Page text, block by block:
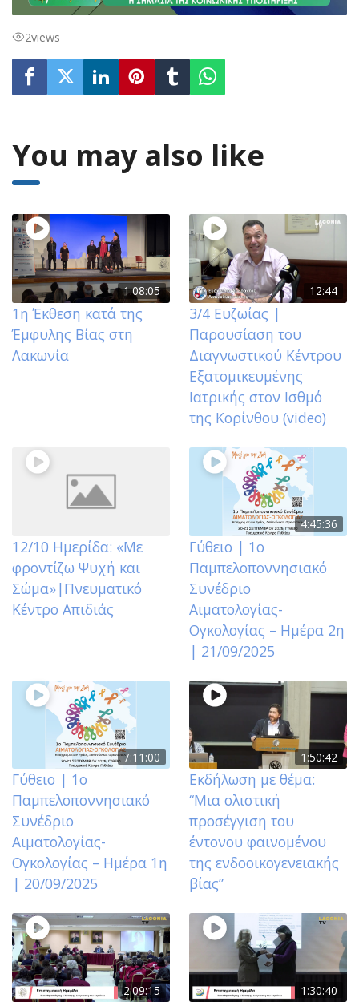
2views
You may also like
1:08:05
1η Έκθεση κατά της
Έμφυλης Βίας στη
Λακωνία
12:44
3/4 Ευζωίας |
Παρουσίαση του
Διαγνωστικού Κέντρου
Εξατομικευμένης
Ιατρικής στον Ισθμό
της Κορίνθου (video)
12/10 Ημερίδα: «Με
φροντίζω Ψυχή και
Σώμα»|Πνευματικό
Κέντρο Απιδιάς
4:45:36
Γύθειο | 1ο
Παμπελοποννησιακό
Συνέδριο
Αιματολογίας-
Ογκολογίας – Ημέρα 2η
| 21/09/2025
7:11:00
Γύθειο | 1ο
Παμπελοποννησιακό
Συνέδριο
Αιματολογίας-
Ογκολογίας – Ημέρα 1η
| 20/09/2025
1:50:42
Εκδήλωση με θέμα:
“Μια ολιστική
προσέγγιση του
έντονου φαινομένου
της ενδοοικογενειακής
βίας”
2:09:15 1:30:40